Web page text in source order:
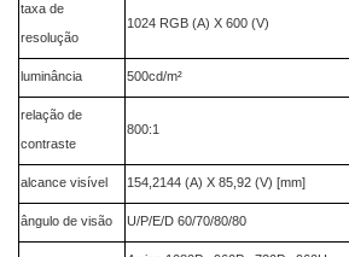
taxa de
resolução
1024 RGB (A) X 600 (V)
luminância 500cd/m²
relação de
contraste
800:1
alcance visível 154,2144 (A) X 85,92 (V) [mm]
ângulo de visão U/P/E/D 60/70/80/80